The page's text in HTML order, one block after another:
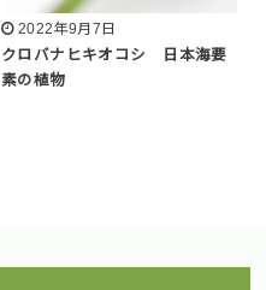
2022年9月7日
クロバナヒキオコシ 日本海要
素の植物